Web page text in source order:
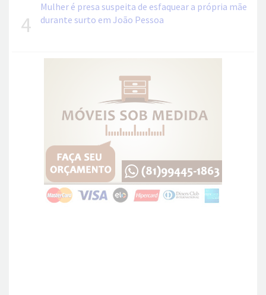
4
Mulher é presa suspeita de esfaquear a própria mãe
durante surto em João Pessoa